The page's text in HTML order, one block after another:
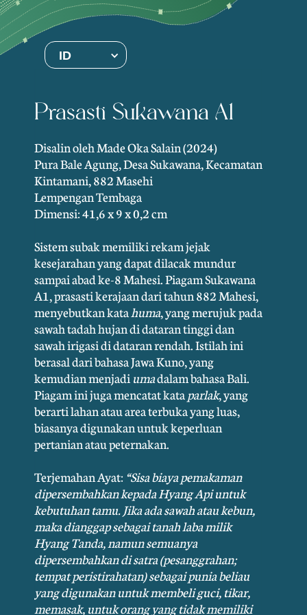
ID
Prasasti Sukawana A1
Disalin oleh Made Oka Salain (2024)
Pura Bale Agung, Desa Sukawana, Kecamatan
Kintamani, 882 Masehi
Lempengan Tembaga
Dimensi: 41,6 x 9 x 0,2 cm
Sistem subak memiliki rekam jejak
kesejarahan yang dapat dilacak mundur
sampai abad ke-8 Mahesi. Piagam Sukawana
A1, prasasti kerajaan dari tahun 882 Mahesi,
menyebutkan kata huma, yang merujuk pada
sawah tadah hujan di dataran tinggi dan
sawah irigasi di dataran rendah. Istilah ini
berasal dari bahasa Jawa Kuno, yang
kemudian menjadi umadalam bahasa Bali.
Piagam ini juga mencatat kata parlak, yang
berarti lahan atau area terbuka yang luas,
biasanya digunakan untuk keperluan
pertanian atau peternakan.
Terjemahan Ayat: “Sisa biaya pemakaman
dipersembahkan kepada Hyang Api untuk
kebutuhan tamu. Jika ada sawah atau kebun,
maka dianggap sebagai tanah laba milik
Hyang Tanda, namun semuanya
dipersembahkan di satra (pesanggrahan;
tempat peristirahatan) sebagai punia beliau
yang digunakan untuk membeli guci, tikar,
memasak, untuk orang yang tidak memiliki